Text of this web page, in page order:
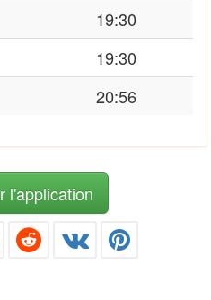
19:30
19:30
20:56
l'application